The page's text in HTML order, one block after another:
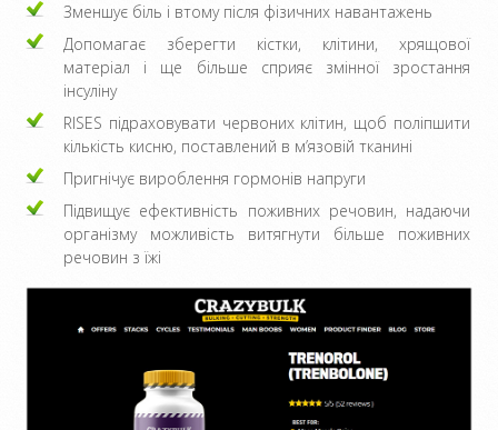
Зменшує біль і втому після фізичних навантажень
Допомагає зберегти кістки, клітини, хрящової
матеріал і ще більше сприяє змінної зростання
інсуліну
RISES підраховувати червоних клітин, щоб поліпшити
кількість кисню, поставлений в м’язовій тканині
Пригнічує вироблення гормонів напруги
Підвищує ефективність поживних речовин, надаючи
організму можливість витягнути більше поживних
речовин з їжі